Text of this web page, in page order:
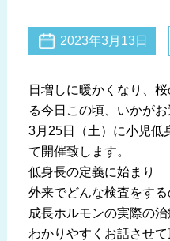
2023年3月13日
日増しに暖かくなり、
る今日この頃、いかが
3月25日（土）に小児低
て開催致します。
低身長の定義に始まり
外来でどんな検査をす
成長ホルモンの実際の
わかりやすくお話させて